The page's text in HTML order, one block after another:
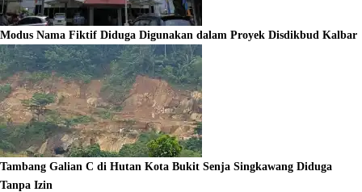
Modus Nama Fiktif Diduga Digunakan dalam Proyek Disdikbud Kalbar
Tambang Galian C di Hutan Kota Bukit Senja Singkawang Diduga
Tanpa Izin